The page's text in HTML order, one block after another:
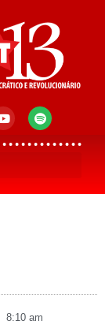
8:10 am